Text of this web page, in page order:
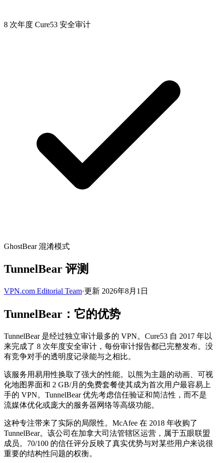
8 次年度 Cure53 安全审计
GhostBear 混淆模式
TunnelBear 评测
VPN.com Editorial Team·更新 2026年8月1日
TunnelBear：它的优势
TunnelBear 是经过独立审计最多的 VPN。Cure53 自 2017 年以
来完成了 8 次年度安全审计，每份审计报告都已完整发布。没
有竞争对手的透明度记录能与之相比。
该服务用易用性换取了强大的性能。以熊为主题的动画、可视
化地图界面和 2 GB/月的免费套餐使其成为首次用户最容易上
手的 VPN。TunnelBear 优先考虑信任验证和简洁性，而不是
流媒体优化或庞大的服务器网络等高级功能。
这种专注带来了实际的局限性。McAfee 在 2018 年收购了
TunnelBear。该公司在加拿大司法管辖区运营，属于五眼联盟
成员。70/100 的信任评分反映了真实优势与对某些用户来说很
重要的结构性问题的权衡。